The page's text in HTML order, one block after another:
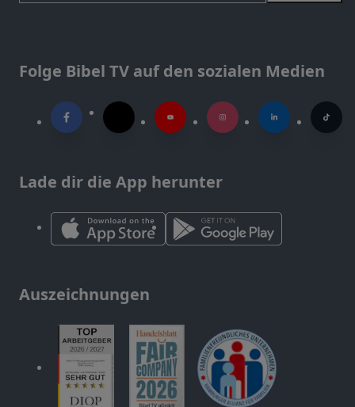
Folge Bibel TV auf den sozialen Medien
Lade dir die App herunter
Auszeichnungen